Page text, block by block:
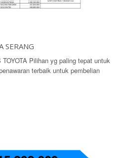
SERANG
Pilihan yg paling tepat untuk
terbaik untuk pembelian